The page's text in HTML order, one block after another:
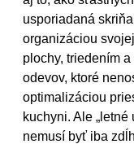
usporiadaná
organizáciou
plochy, triedením
odevov, ktoré
optimalizáciou
kuchyni. Ale „letné
nemusí byť iba